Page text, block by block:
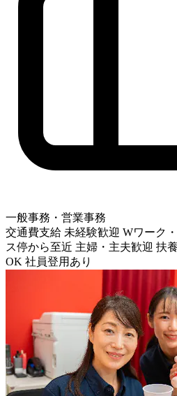
一般事務・営業事務
交通費支給 未経験歓迎 Wワーク
ス停から至近 主婦・主夫歓迎 扶
OK 社員登用あり